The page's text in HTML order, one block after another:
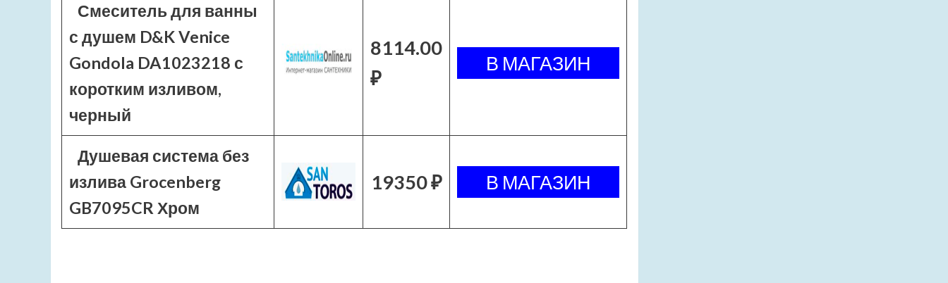
Смеситель для ванны
с душем D&K Venice
Gondola DA1023218 с
коротким изливом,
черный
8114.00
₽
Душевая система без
излива Grocenberg
GB7095CR Хром
19350 ₽